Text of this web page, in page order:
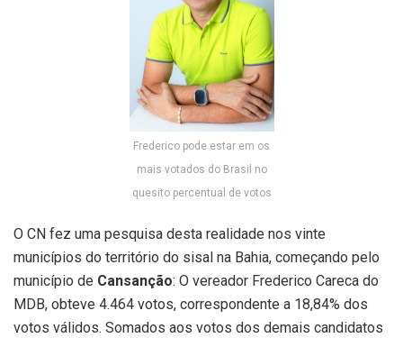
Frederico pode estar em os
mais votados do Brasil no
quesito percentual de votos
O CN fez uma pesquisa desta realidade nos vinte
municípios do território do sisal na Bahia, começando pelo
município de Cansanção: O vereador Frederico Careca do
MDB, obteve 4.464 votos, correspondente a 18,84% dos
votos válidos. Somados aos votos dos demais candidatos